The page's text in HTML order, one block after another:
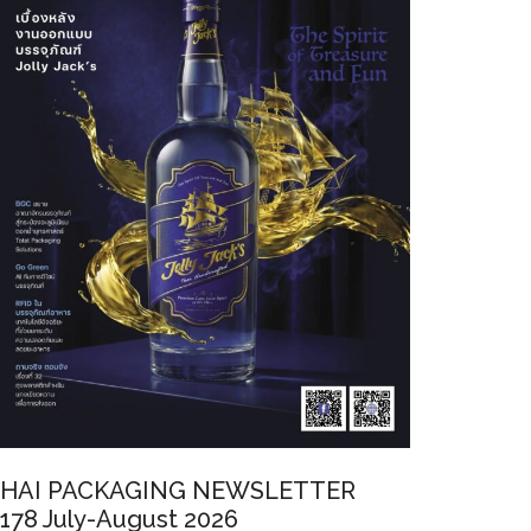
PACKAGING NEWSLETTER
July-August 2026